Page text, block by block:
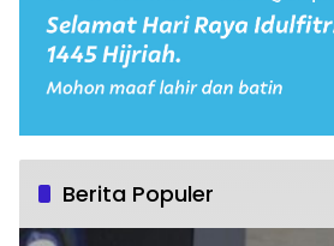
Berita Populer